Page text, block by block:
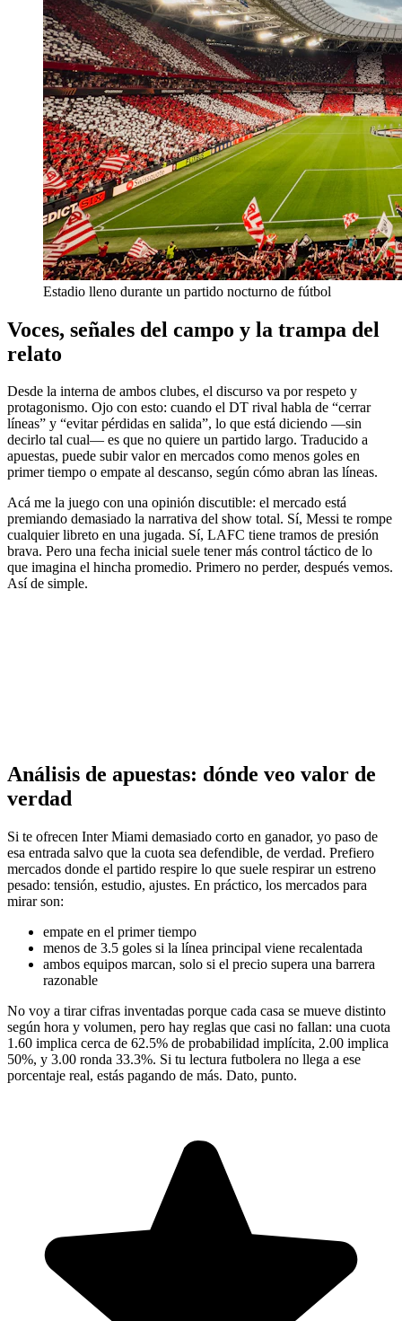
Estadio lleno durante un partido nocturno de fútbol
Voces, señales del campo y la trampa del
relato
Desde la interna de ambos clubes, el discurso va por respeto y
protagonismo. Ojo con esto: cuando el DT rival habla de “cerrar
líneas” y “evitar pérdidas en salida”, lo que está diciendo —sin
decirlo tal cual— es que no quiere un partido largo. Traducido a
apuestas, puede subir valor en mercados como menos goles en
primer tiempo o empate al descanso, según cómo abran las líneas.
Acá me la juego con una opinión discutible: el mercado está
premiando demasiado la narrativa del show total. Sí, Messi te rompe
cualquier libreto en una jugada. Sí, LAFC tiene tramos de presión
brava. Pero una fecha inicial suele tener más control táctico de lo
que imagina el hincha promedio. Primero no perder, después vemos.
Así de simple.
Análisis de apuestas: dónde veo valor de
verdad
Si te ofrecen Inter Miami demasiado corto en ganador, yo paso de
esa entrada salvo que la cuota sea defendible, de verdad. Prefiero
mercados donde el partido respire lo que suele respirar un estreno
pesado: tensión, estudio, ajustes. En práctico, los mercados para
mirar son:
empate en el primer tiempo
menos de 3.5 goles si la línea principal viene recalentada
ambos equipos marcan, solo si el precio supera una barrera
razonable
No voy a tirar cifras inventadas porque cada casa se mueve distinto
según hora y volumen, pero hay reglas que casi no fallan: una cuota
1.60 implica cerca de 62.5% de probabilidad implícita, 2.00 implica
50%, y 3.00 ronda 33.3%. Si tu lectura futbolera no llega a ese
porcentaje real, estás pagando de más. Dato, punto.